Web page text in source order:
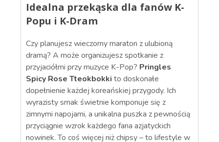
Idealna przekąska dla fanów K-
Popu i K-Dram
Czy planujesz wieczorny maraton z ulubioną
dramą? A może organizujesz spotkanie z
przyjaciółmi przy muzyce K-Pop? Pringles
Spicy Rose Tteokbokki to doskonałe
dopełnienie każdej koreańskiej przygody. Ich
wyrazisty smak świetnie komponuje się z
zimnymi napojami, a unikalna puszka z pewnością
przyciągnie wzrok każdego fana azjatyckich
nowinek. To coś więcej niż chipsy – to lifestyle w